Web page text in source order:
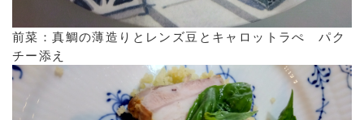
前菜：真鯛の薄造りとレンズ豆とキャロットラぺ パク
チー添え